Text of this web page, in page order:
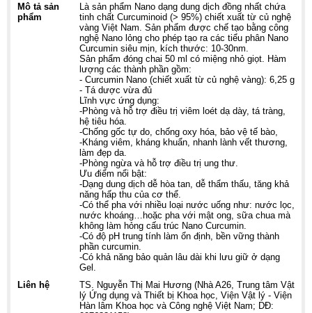
Mô tả sản
phẩm
Là sản phẩm Nano dạng dung dịch đồng nhất chứa
tinh chất Curcuminoid (> 95%) chiết xuất từ củ nghệ
vàng Việt Nam. Sản phẩm được chế tạo bằng công
nghệ Nano lỏng cho phép tạo ra các tiểu phân Nano
Curcumin siêu mịn, kích thước: 10-30nm.
Sản phẩm đóng chai 50 ml có miệng nhỏ giọt. Hàm
lượng các thành phần gồm:
- Curcumin Nano (chiết xuất từ củ nghệ vàng): 6,25 g
- Tá dược vừa đủ
Lĩnh vực ứng dụng:
-Phòng và hỗ trợ điều trị viêm loét dạ dày, tá tràng,
hệ tiêu hóa.
-Chống gốc tự do, chống oxy hóa, bảo vệ tế bào,
-Kháng viêm, kháng khuẩn, nhanh lành vết thương,
làm đẹp da.
-Phòng ngừa và hỗ trợ điều trị ung thư.
Ưu điểm nổi bật:
-Dạng dung dịch dễ hòa tan, dễ thẩm thấu, tăng khả
năng hấp thu của cơ thể.
-Có thể pha với nhiều loại nước uống như: nước lọc,
nước khoáng…hoặc pha với mật ong, sữa chua mà
không làm hỏng cấu trúc Nano Curcumin.
-Có độ pH trung tính làm ổn định, bền vững thành
phần curcumin.
-Có khả năng bảo quản lâu dài khi lưu giữ ở dạng
Gel.
Liên hệ
TS. Nguyễn Thị Mai Hương (Nhà A26, Trung tâm Vật
lý Ứng dụng và Thiết bị Khoa học, Viện Vật lý - Viện
Hàn lâm Khoa học và Công nghệ Việt Nam; DĐ: